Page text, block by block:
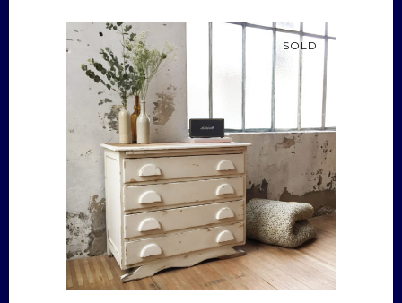
SOLD